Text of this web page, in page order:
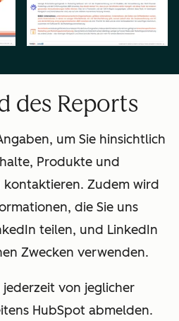
des Reports
um Sie hinsichtlich
Produkte und
kontaktieren. Zudem wird
die Sie uns
teilen, und LinkedIn
Zwecken verwenden.
jederzeit von jeglicher
HubSpot abmelden.